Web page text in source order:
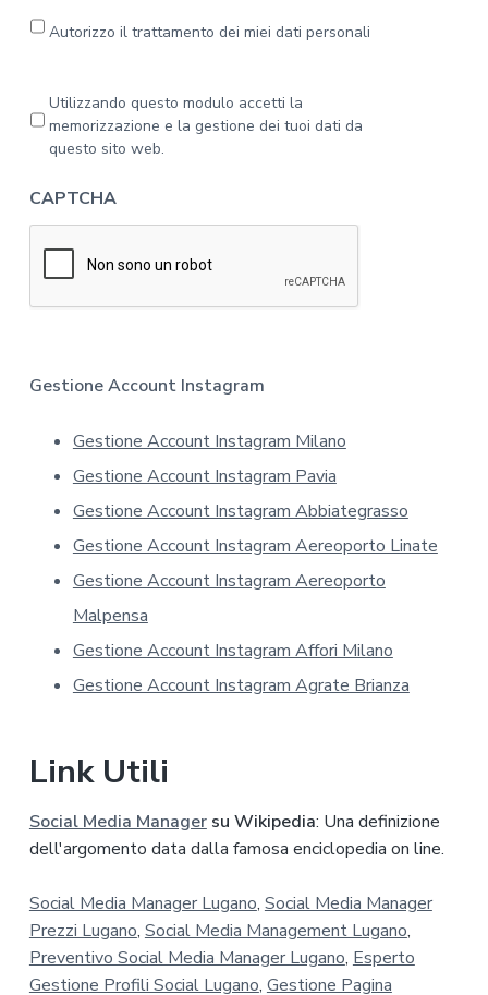
e
l
f
o
t
a
Autorizzo il trattamento dei miei dati personali
r
c
y
*
Utilizzando questo modulo accetti la
memorizzazione e la gestione dei tuoi dati da
questo sito web.
CAPTCHA
Gestione Account Instagram
Gestione Account Instagram Milano
Gestione Account Instagram Pavia
Gestione Account Instagram Abbiategrasso
Gestione Account Instagram Aereoporto Linate
Gestione Account Instagram Aereoporto
Malpensa
Gestione Account Instagram Affori Milano
Gestione Account Instagram Agrate Brianza
Link Utili
Social Media Managersu Wikipedia: Una definizione
dell'argomento data dalla famosa enciclopedia on line.
Social Media Manager Lugano, Social Media Manager
Prezzi Lugano, Social Media Management Lugano,
Preventivo Social Media Manager Lugano, Esperto
Gestione Profili Social Lugano, Gestione Pagina